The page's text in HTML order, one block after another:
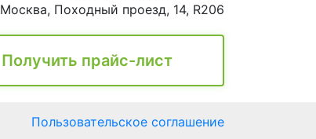
Москва, Походный проезд, 14, R206
Получить прайс-лист
Пользовательское соглашение